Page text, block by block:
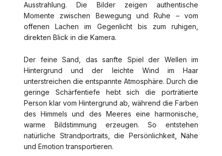
Ausstrahlung. Die Bilder zeigen authentische
Momente zwischen Bewegung und Ruhe – vom
offenen Lachen im Gegenlicht bis zum ruhigen,
direkten Blick in die Kamera.
Der feine Sand, das sanfte Spiel der Wellen im
Hintergrund und der leichte Wind im Haar
unterstreichen die entspannte Atmosphäre. Durch die
geringe Schärfentiefe hebt sich die porträtierte
Person klar vom Hintergrund ab, während die Farben
des Himmels und des Meeres eine harmonische,
warme Bildstimmung erzeugen. So entstehen
natürliche Strandportraits, die Persönlichkeit, Nähe
und Emotion transportieren.